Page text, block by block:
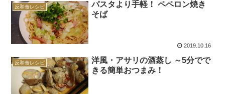
反和食レシピ
パスタより手軽！ ペペロン焼き
そば
2019.10.16
反和食レシピ
洋風・アサリの酒蒸し ～5分でで
きる簡単おつまみ！